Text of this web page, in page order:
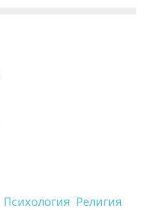
Психология Религия